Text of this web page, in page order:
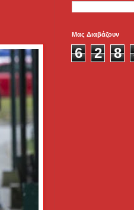
Μας Διαβάζουν
6 2 8